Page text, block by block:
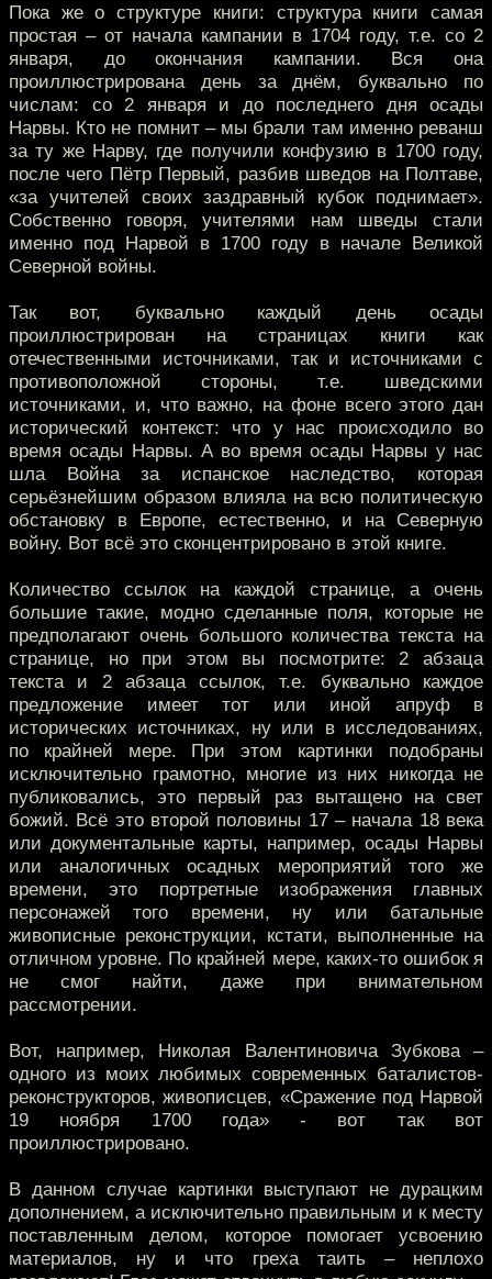
Пока же о структуре книги: структура книги самая
простая – от начала кампании в 1704 году, т.е. со 2
января, до окончания кампании. Вся она
проиллюстрирована день за днём, буквально по
числам: со 2 января и до последнего дня осады
Нарвы. Кто не помнит – мы брали там именно реванш
за ту же Нарву, где получили конфузию в 1700 году,
после чего Пётр Первый, разбив шведов на Полтаве,
«за учителей своих заздравный кубок поднимает».
Собственно говоря, учителями нам шведы стали
именно под Нарвой в 1700 году в начале Великой
Северной войны.
Так вот, буквально каждый день осады
проиллюстрирован на страницах книги как
отечественными источниками, так и источниками с
противоположной стороны, т.е. шведскими
источниками, и, что важно, на фоне всего этого дан
исторический контекст: что у нас происходило во
время осады Нарвы. А во время осады Нарвы у нас
шла Война за испанское наследство, которая
серьёзнейшим образом влияла на всю политическую
обстановку в Европе, естественно, и на Северную
войну. Вот всё это сконцентрировано в этой книге.
Количество ссылок на каждой странице, а очень
большие такие, модно сделанные поля, которые не
предполагают очень большого количества текста на
странице, но при этом вы посмотрите: 2 абзаца
текста и 2 абзаца ссылок, т.е. буквально каждое
предложение имеет тот или иной апруф в
исторических источниках, ну или в исследованиях,
по крайней мере. При этом картинки подобраны
исключительно грамотно, многие из них никогда не
публиковались, это первый раз вытащено на свет
божий. Всё это второй половины 17 – начала 18 века
или документальные карты, например, осады Нарвы
или аналогичных осадных мероприятий того же
времени, это портретные изображения главных
персонажей того времени, ну или батальные
живописные реконструкции, кстати, выполненные на
отличном уровне. По крайней мере, каких-то ошибок я
не смог найти, даже при внимательном
рассмотрении.
Вот, например, Николая Валентиновича Зубкова –
одного из моих любимых современных баталистов-
реконструкторов, живописцев, «Сражение под Нарвой
19 ноября 1700 года» - вот так вот
проиллюстрировано.
В данном случае картинки выступают не дурацким
дополнением, а исключительно правильным и к месту
поставленным делом, которое помогает усвоению
материалов, ну и что греха таить – неплохо